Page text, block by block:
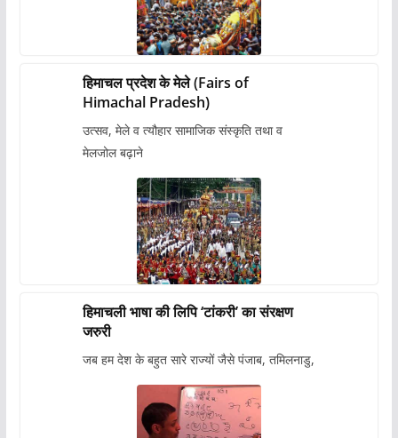
हिमाचल प्रदेश के मेले (Fairs of
Himachal Pradesh)
उत्सव, मेले व त्यौहार सामाजिक संस्कृति तथा व
मेलजोल बढ़ाने
हिमाचली भाषा की लिपि ‘टांकरी’ का संरक्षण
जरुरी
जब हम देश के बहुत सारे राज्यों जैसे पंजाब, तमिलनाडु,